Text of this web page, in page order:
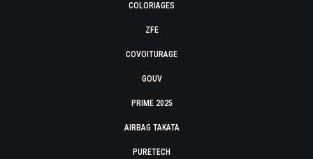
COLORIAGES
ZFE
COVOITURAGE
GOUV
PRIME 2025
AIRBAG TAKATA
PURETECH